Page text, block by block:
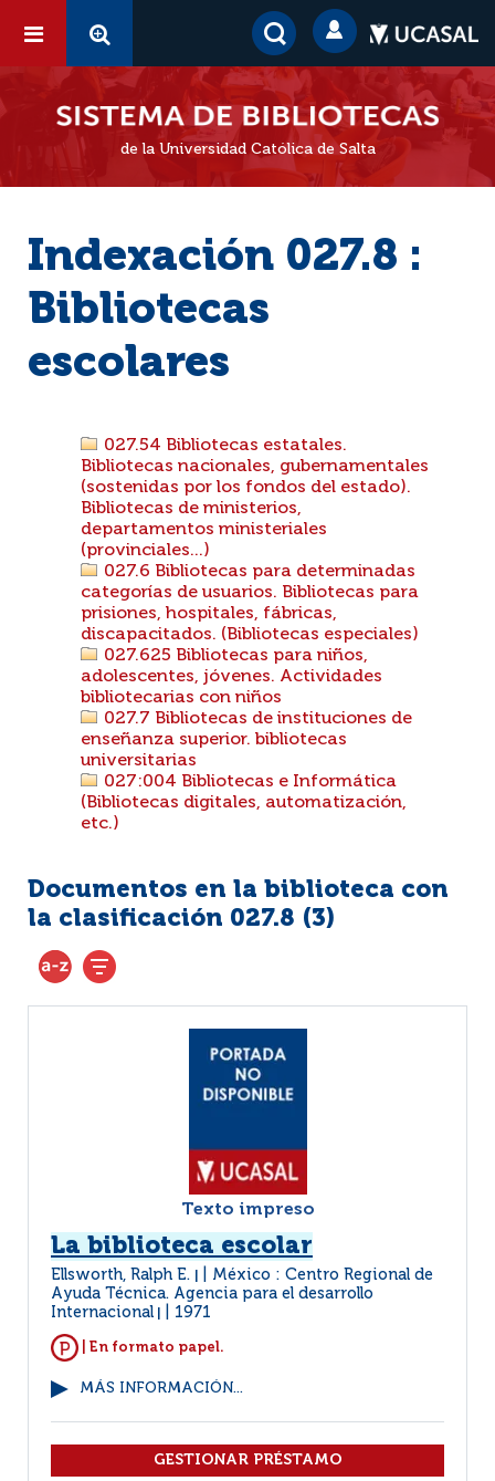
de la Universidad Católica de Salta
Indexación 027.8 :
Bibliotecas
escolares
027.54 Bibliotecas estatales.
Bibliotecas nacionales, gubernamentales
(sostenidas por los fondos del estado).
Bibliotecas de ministerios,
departamentos ministeriales
(provinciales...)
027.6 Bibliotecas para determinadas
categorías de usuarios. Bibliotecas para
prisiones, hospitales, fábricas,
discapacitados. (Bibliotecas especiales)
027.625 Bibliotecas para niños,
adolescentes, jóvenes. Actividades
bibliotecarias con niños
027.7 Bibliotecas de instituciones de
enseñanza superior. bibliotecas
universitarias
027:004 Bibliotecas e Informática
(Bibliotecas digitales, automatización,
etc.)
Documentos en la biblioteca con
la clasificación 027.8 (3)
Texto impreso
La biblioteca escolar
Ellsworth, Ralph E.
México : Centro Regional de
Ayuda Técnica. Agencia para el desarrollo
Internacional
1971
| En formato papel.
MÁS INFORMACIÓN...